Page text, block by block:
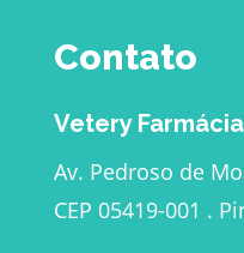
Contato
Vetery
Av. Pedroso de
CEP 05419-001 .